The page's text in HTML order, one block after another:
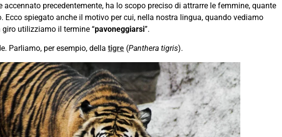
precedentemente, ha lo scopo preciso di attrarre le femmine, quante
Ecco spiegato anche il motivo per cui, nella nostra lingua, quando vediamo
utilizziamo il termine “pavoneggiarsi”.
Parliamo, per esempio, della tigre (Panthera tigris).